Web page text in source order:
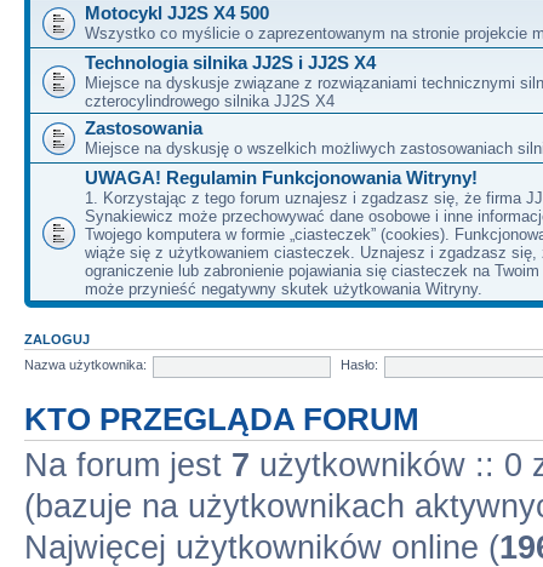
Motocykl JJ2S X4 500
Wszystko co myślicie o zaprezentowanym na stronie projekcie
Technologia silnika JJ2S i JJ2S X4
Miejsce na dyskusje związane z rozwiązaniami technicznymi
czterocylindrowego silnika JJ2S X4
Zastosowania
Miejsce na dyskusję o wszelkich możliwych zastosowaniach
UWAGA! Regulamin Funkcjonowania Witryny!
1. Korzystając z tego forum uznajesz i zgadzasz się, że firma
Synakiewicz może przechowywać dane osobowe i inne
Twojego komputera w formie „ciasteczek” (cookies).
wiąże się z użytkowaniem ciasteczek. Uznajesz i zgadzasz się,
ograniczenie lub zabronienie pojawiania się ciasteczek na
może przynieść negatywny skutek użytkowania Witryny.
ZALOGUJ
Nazwa użytkownika:
Hasło:
KTO PRZEGLĄDA FORUM
Na forum jest 7 użytkowników :: 0
(bazuje na użytkownikach
Najwięcej użytkowników online (